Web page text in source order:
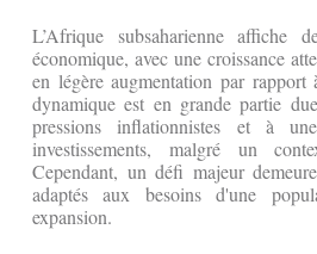
L’Afrique subsaharienne affiche
économique, avec une croissance
en légère augmentation par
dynamique est en grande partie
pressions inflationnistes et à
investissements, malgré un
Cependant, un défi majeur
adaptés aux besoins d'une
expansion.